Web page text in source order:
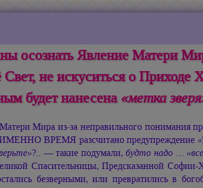
осознать Явление Матери
не искуситься о
будет нанесена«метка
Мира из-за неправильного понимания
ВРЕМЯ разсчитано предупреждение «
?.. — такие подумали,будто надо …
Спасительницы, Предсказанной
безверными, или превратились в